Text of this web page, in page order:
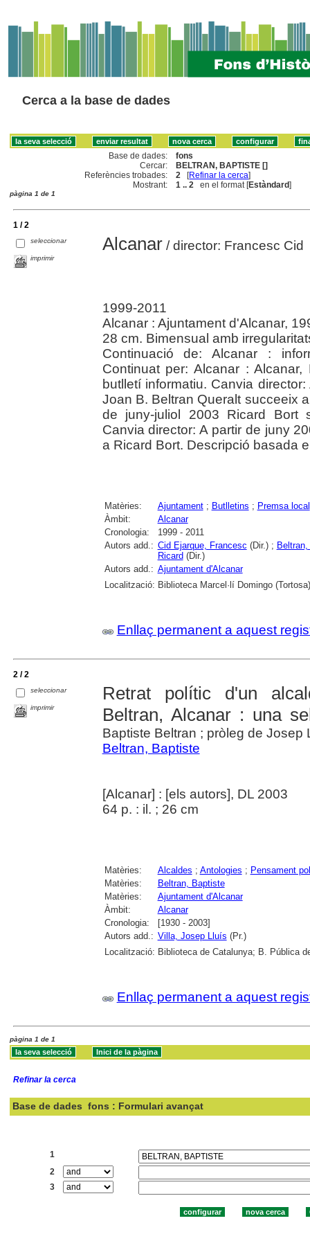
Cerca a la base de dades
Base de dades:
fons
Cercar:
BELTRAN, BAPTISTE []
Referències trobades:
2 [Refinar la cerca]
Mostrant:
1 .. 2 en el format [Estàndard]
pàgina 1 de 1
1 / 2
seleccionar
imprimir
Alcanar/ director: Francesc Cid
1999-2011
Alcanar : Ajuntament d'Alcanar,
28 cm. Bimensual amb
Continuació de: Alcanar :
Continuat per: Alcanar :
butlletí informatiu. Canvia
Joan B. Beltran Queralt succeeix
de juny-juliol 2003 Ricard Bort
Canvia director: A partir de juny
a Ricard Bort. Descripció basada
Matèries: Ajuntament; Butlletins ; Premsa local
Àmbit:
Alcanar
Cronologia:
1999 - 2011
Autors add.: Cid Ejarque, Francesc (Dir.) ;
Ricard (Dir.)
Autors add.: Ajuntament d'Alcanar
Localització: Biblioteca Marcel·lí Domingo (Tortosa)
Enllaç permanent a aquest
2 / 2
seleccionar
imprimir
Retrat polític d'un
Beltran, Alcanar : una
Baptiste Beltran ; pròleg de Josep
Beltran, Baptiste
[Alcanar] : [els autors], DL 2003
64 p. : il. ; 26 cm
Matèries: Alcaldes ; Antologies ; Pensament
Matèries:
Beltran, Baptiste
Matèries:
Ajuntament d'Alcanar
Àmbit:
Alcanar
Cronologia:
[1930 - 2003]
Autors add.: Villa, Josep Lluís (Pr.)
Localització: Biblioteca de Catalunya; B. Pública
Enllaç permanent a aquest
pàgina 1 de 1
Refinar la cerca
Base de dades fons : Formulari avançat
1
2
3